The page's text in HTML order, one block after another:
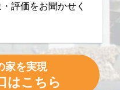
評価をお聞かせく
家を実現
はこちら